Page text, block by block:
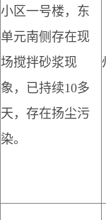
小区一号楼，东
单元南侧存在现
场搅拌砂浆现
象，已持续10多
天，存在扬尘污
染。